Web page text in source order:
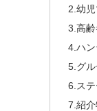
2.幼児
3.高齢
4.ハン
5.グル
6.ステ
7.紹